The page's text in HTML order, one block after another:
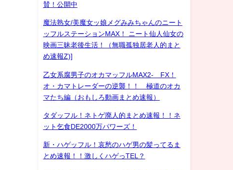
賛！公開中
魔法熟女/美魔女ッ娘メグみみちゃんのニート
ッフルステーションMAX！ ニート仙人仙女の
映画三昧老後生活！（無職孤独居老人的まと
め速報Z)]
乙女系腐男子のオカマッフルMAX2- FX！
オ・カマトレーダーの逆襲！！ 極道のオカ
マたち編（おもしろ動画まとめ速報）
タダッフル！ネトゲ廃人的まとめ速報！！ネ
ット乞食DE2000万パワーズ！
新・ハゲッフル！哀愁のハゲ男の髪ってるま
とめ速報！！激しくハゲっTEL？